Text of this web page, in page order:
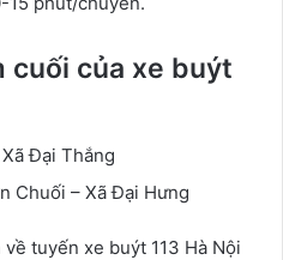
cuối của xe buýt
Đại Thắng
Chuối – Xã Đại Hưng
tuyến xe buýt 113 Hà Nội